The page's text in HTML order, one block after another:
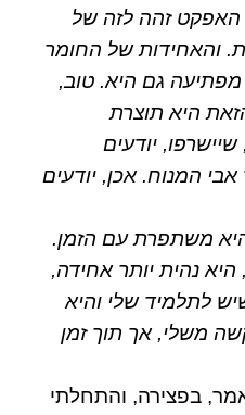
האפקט זהה לזה של
והאחידות של החומר
גם היא. טוב,
היא תוצרת
יודעים
המנוח. אכן, יודעים
משתפרת עם הזמן.
נהית יותר אחידה,
לתלמיד שלי והיא
משלי, אך תוך זמן
בפצירה, והתחלתי